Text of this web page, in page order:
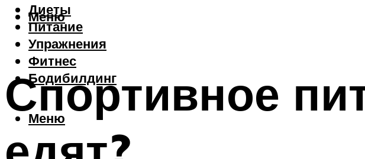
Диеты
Питание
Упражнения
Фитнес
Бодибилдинг
Меню
Меню
Спортивное